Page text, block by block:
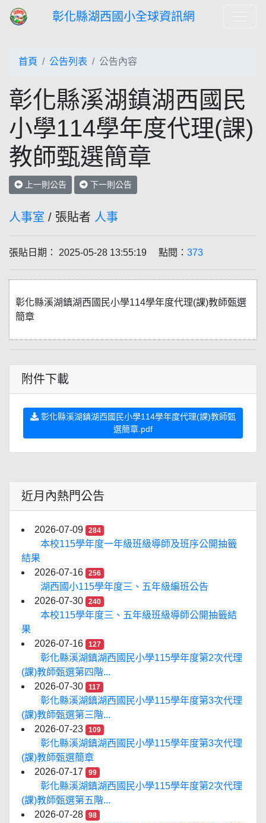
彰化縣湖西國小全球資訊網
首頁 公告列表 公告內容
彰化縣溪湖鎮湖西國民
小學114學年度代理(課)
教師甄選簡章
上一則公告 下一則公告
人事室 / 張貼者 人事
張貼日期： 2025-05-28 13:55:19 點閱： 373
彰化縣溪湖鎮湖西國民小學114學年度代理(課)教師甄選
簡章
附件下載
彰化縣溪湖鎮湖西國民小學114學年度代理(課)教師甄
選簡章.pdf
近月內熱門公告
2026-07-09 284
本校115學年度一年級班級導師及班序公開抽籤
結果
2026-07-16
256
湖西國小115學年度三、五年級編班公告
2026-07-30
240
本校115學年度三、五年級班級導師公開抽籤結
果
2026-07-16
127
彰化縣溪湖鎮湖西國民小學115學年度第2次代理
(課)教師甄選第四階...
2026-07-30
117
彰化縣溪湖鎮湖西國民小學115學年度第3次代理
(課)教師甄選第三階...
2026-07-23
109
彰化縣溪湖鎮湖西國民小學115學年度第3次代理
(課)教師甄選簡章
2026-07-17
99
彰化縣溪湖鎮湖西國民小學115學年度第2次代理
(課)教師甄選第五階...
2026-07-28
98